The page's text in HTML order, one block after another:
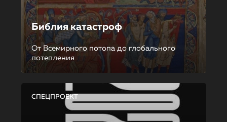
Библия катастроф
От Всемирного потопа до глобального
потепления
СПЕЦПРОЕКТ